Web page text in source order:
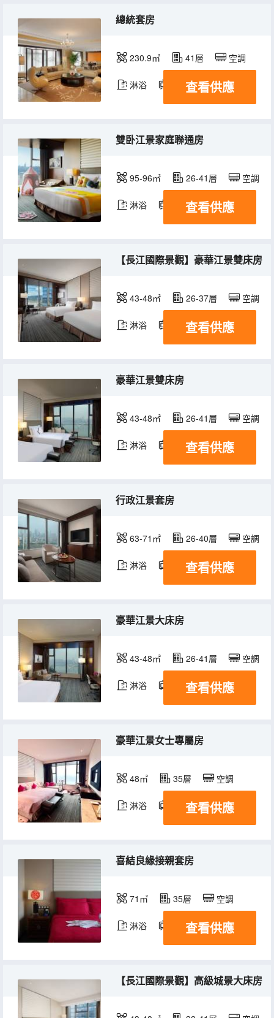
總統套房
230.9㎡ 41層 空調
淋浴 電視機 冰箱
查看供應
雙卧江景家庭聯通房
95-96㎡ 26-41層 空調
淋浴 電視機 冰箱
查看供應
【長江國際景觀】豪華江景雙床房
43-48㎡ 26-37層 空調
淋浴 電視機 冰箱
查看供應
豪華江景雙床房
43-48㎡ 26-41層 空調
淋浴 電視機 冰箱
查看供應
行政江景套房
63-71㎡ 26-40層 空調
淋浴 電視機 冰箱
查看供應
豪華江景大床房
43-48㎡ 26-41層 空調
淋浴 電視機 冰箱
查看供應
豪華江景女士專屬房
48㎡ 35層 空調
淋浴 電視機 冰箱
查看供應
喜結良緣接親套房
71㎡ 35層 空調
淋浴 電視機 冰箱
查看供應
【長江國際景觀】高級城景大床房